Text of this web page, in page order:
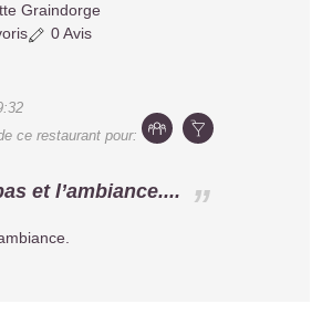
Graindorge
0 Avis
ce restaurant pour:
et l’ambiance....